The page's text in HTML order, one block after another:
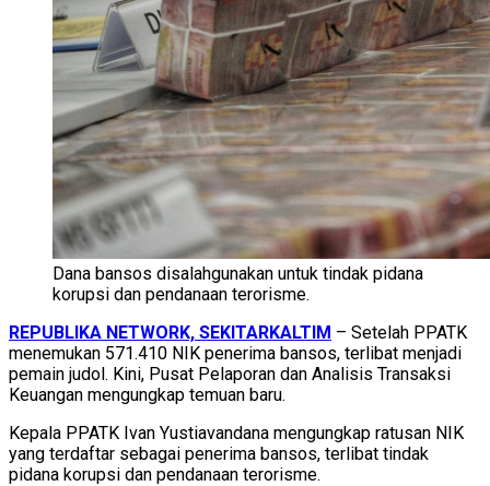
Dana bansos disalahgunakan untuk tindak pidana
korupsi dan pendanaan terorisme.
REPUBLIKA NETWORK, SEKITARKALTIM – Setelah PPATK
menemukan 571.410 NIK penerima bansos, terlibat menjadi
pemain judol. Kini, Pusat Pelaporan dan Analisis Transaksi
Keuangan mengungkap temuan baru.
Kepala PPATK Ivan Yustiavandana mengungkap ratusan NIK
yang terdaftar sebagai penerima bansos, terlibat tindak
pidana korupsi dan pendanaan terorisme.